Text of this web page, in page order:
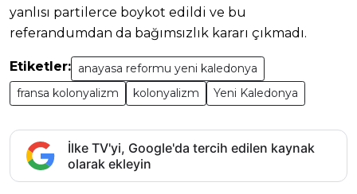
yanlısı partilerce boykot edildi ve bu
referandumdan da bağımsızlık kararı çıkmadı.
Etiketler: anayasa reformu yeni kaledonya
fransa kolonyalizm
kolonyalizm Yeni Kaledonya
İlke TV'yi, Google'da tercih edilen kaynak
olarak ekleyin